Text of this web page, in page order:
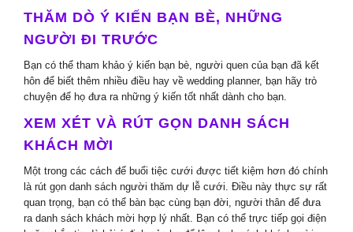
THĂM DÒ Ý KIẾN BẠN BÈ, NHỮNG
NGƯỜI ĐI TRƯỚC
Bạn có thể tham khảo ý kiến bạn bè, người quen của bạn đã kết
hôn để biết thêm nhiều điều hay về wedding planner, bạn hãy trò
chuyện để họ đưa ra những ý kiến tốt nhất dành cho bạn.
XEM XÉT VÀ RÚT GỌN DANH SÁCH
KHÁCH MỜI
Một trong các cách để buổi tiệc cưới được tiết kiệm hơn đó chính
là rút gọn danh sách người thăm dự lễ cưới. Điều này thực sự rất
quan trọng, bạn có thể bàn bạc cùng bạn đời, người thân để đưa
ra danh sách khách mời hợp lý nhất. Bạn có thể trực tiếp gọi điện